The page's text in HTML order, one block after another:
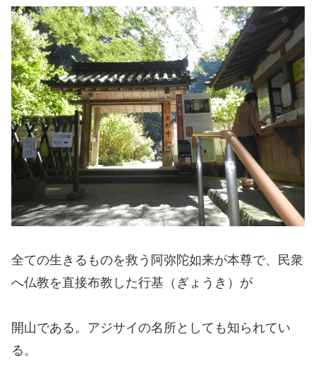
全ての生きるものを救う阿弥陀如来が本尊で、民衆
へ仏教を直接布教した行基（ぎょうき）が
開山である。アジサイの名所としても知られてい
る。